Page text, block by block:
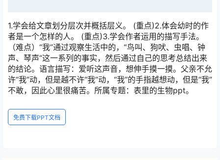
1.学会给文章划分层次并概括层义。 (重点)2.体会幼时的作
者是一个怎样的人。 (重点)3.学会作者运用的描写手法。
（难点）“我”通过观察生活中的，“鸟叫、狗吠、虫唱、钟
声、琴声“这一系列的事实，然后通过自己的思考总结出来
的结论。语言描写：爱听这声音，想伸手摸一摸。父亲不允
许“我”动，但是越不许“我”动，“我”的手指越想动，但是“我”
不敢，因此心里很痛苦。所属专题：表里的生物ppt。
免费下载PPT文档